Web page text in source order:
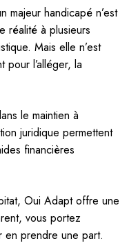
majeur handicapé n’est
réalité à plusieurs
Mais elle n’est
pour l’alléger, la
le maintien à
juridique permettent
financières
Oui Adapt offre une
vous portez
prendre une part.